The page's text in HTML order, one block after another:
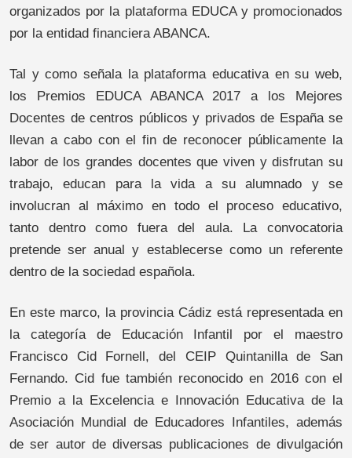
organizados por la plataforma EDUCA y promocionados
por la entidad financiera ABANCA.
Tal y como señala la plataforma educativa en su web,
los Premios EDUCA ABANCA 2017 a los Mejores
Docentes de centros públicos y privados de España se
llevan a cabo con el fin de reconocer públicamente la
labor de los grandes docentes que viven y disfrutan su
trabajo, educan para la vida a su alumnado y se
involucran al máximo en todo el proceso educativo,
tanto dentro como fuera del aula. La convocatoria
pretende ser anual y establecerse como un referente
dentro de la sociedad española.
En este marco, la provincia Cádiz está representada en
la categoría de Educación Infantil por el maestro
Francisco Cid Fornell, del CEIP Quintanilla de San
Fernando. Cid fue también reconocido en 2016 con el
Premio a la Excelencia e Innovación Educativa de la
Asociación Mundial de Educadores Infantiles, además
de ser autor de diversas publicaciones de divulgación